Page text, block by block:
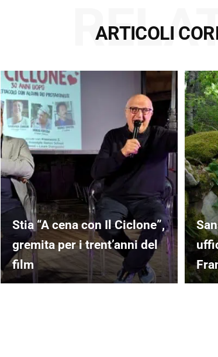
ARTICOLI
Stia “A cena con Il Ciclone”,
gremita per i trent’anni del
film